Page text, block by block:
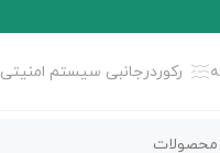
رکوردرجانبی سیستم امنیتی